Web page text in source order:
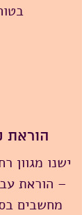
הוראת
ישנו מגוון
– הוראת
מחשבים